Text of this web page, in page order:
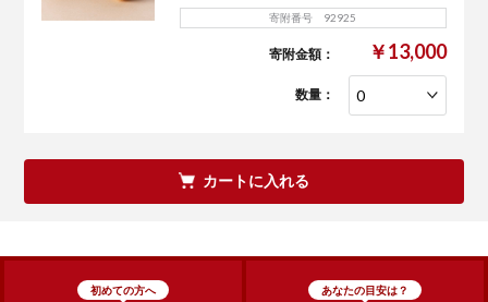
寄附番号 92925
寄附金額： ￥13,000
数量：
カートに入れる
初めての方へ あなたの目安は？